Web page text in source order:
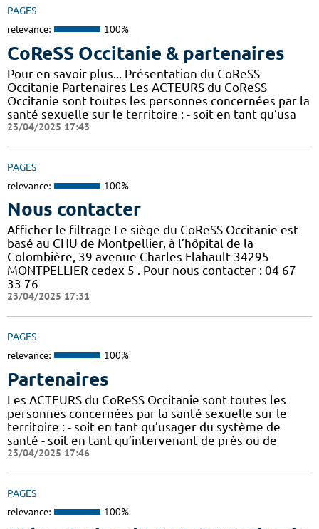
PAGES
relevance: 100%
CoReSS Occitanie & partenaires
Pour en savoir plus... Présentation du CoReSS
Occitanie Partenaires Les ACTEURS du CoReSS
Occitanie sont toutes les personnes concernées par la
santé sexuelle sur le territoire : - soit en tant qu’usa
23/04/2025 17:43
PAGES
relevance: 100%
Nous contacter
Afficher le filtrage Le siège du CoReSS Occitanie est
basé au CHU de Montpellier, à l’hôpital de la
Colombière, 39 avenue Charles Flahault 34295
MONTPELLIER cedex 5 . Pour nous contacter : 04 67
33 76
23/04/2025 17:31
PAGES
relevance: 100%
Partenaires
Les ACTEURS du CoReSS Occitanie sont toutes les
personnes concernées par la santé sexuelle sur le
territoire : - soit en tant qu’usager du système de
santé - soit en tant qu’intervenant de près ou de
23/04/2025 17:46
PAGES
relevance: 100%